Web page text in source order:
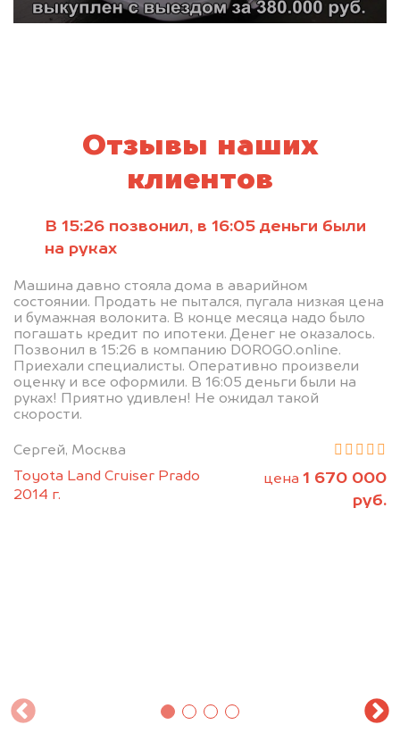
Отзывы наших
клиентов
В 15:26 позвонил, в 16:05 деньги были
на руках
Машина давно стояла дома в аварийном
состоянии. Продать не пытался, пугала низкая цена
и бумажная волокита. В конце месяца надо было
погашать кредит по ипотеки. Денег не оказалось.
Позвонил в 15:26 в компанию DOROGO.online.
Приехали специалисты. Оперативно произвели
оценку и все оформили. В 16:05 деньги были на
руках! Приятно удивлен! Не ожидал такой
скорости.
Сергей, Москва
Toyota Land Cruiser Prado
2014 г.
цена 1 670 000
руб.